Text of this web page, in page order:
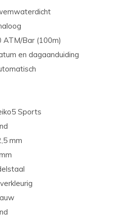
ATM/Bar (100m)
en dagaanduiding
Sports
mm